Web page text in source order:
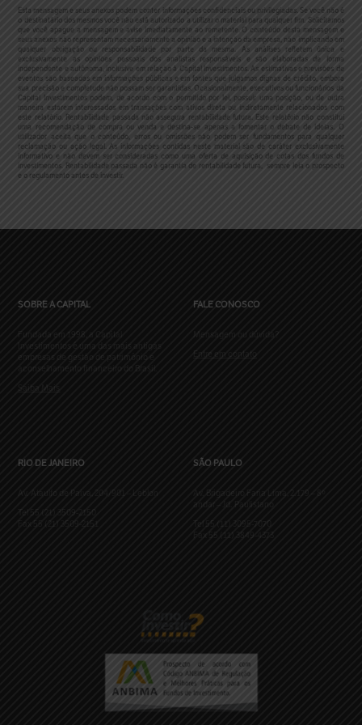
Esta mensagem e seus anexos podem conter informações confidenciais ou privilegiadas. Se você não é
o destinatário dos mesmos você não está autorizado a utilizar o material para qualquer fim. Solicitamos
que você apague a mensagem e avise imediatamente ao remetente. O conteúdo desta mensagem e
seus anexos não representam necessariamente a opinião e a intenção da empresa, não implicando em
qualquer obrigação ou responsabilidade por parte da mesma. As análises refletem única e
exclusivamente as opiniões pessoais dos analistas responsáveis e são elaboradas de forma
independente e autônoma, inclusive em relação à Capital Investimentos. As estimativas e previsões de
eventos são baseadas em informações públicas e em fontes que julgamos dignas de crédito, embora
sua precisão e completude não possam ser garantidas. Ocasionalmente, executivos ou funcionários da
Capital Investimentos podem, de acordo com o permitido por lei, possuir uma posição, ou de outra
maneira estarem interessados em transações com ativos direta ou indiretamente relacionados com
este relatório. Rentabilidade passada não assegura rentabilidade futura. Este relatório não constitui
uma recomendação de compra ou venda e destina-se apenas a fomentar o debate de ideias. O
utilizador aceita que o conteúdo, erros ou omissões não podem ser fundamentos para qualquer
reclamação ou ação legal. As informações contidas neste material são de caráter exclusivamente
informativo e não devem ser consideradas como uma oferta de aquisição de cotas dos fundos de
investimentos. Rentabilidade passada não é garantia de rentabilidade futura, sempre leia o prospecto
e o regulamento antes de investir.
SOBRE A CAPITAL
Fundada em 1998, a Capital
Investimentos é uma das mais antigas
empresas de gestão de patrimônio e
aconselhamento financeiro do Brasil.
Saiba Mais
FALE CONOSCO
Mensagem ou dúvida?
Entre em contato
RIO DE JANEIRO
Av. Ataulfo de Paiva, 204/901 – Leblon
Tel 55 (21) 3509-2150
Fax 55 (21) 3509-2151
SÃO PAULO
Av. Brigadeiro Faria Lima, 2.179 – 8º
andar – Jd. Paulistano
Tel 55 (11) 3095-7070
Fax 55 (11) 3849-4373